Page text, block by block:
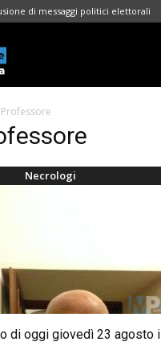
di messaggi politici elettorali
Protagonista
Professore
Necrologi
di oggi giovedì 23 agosto i